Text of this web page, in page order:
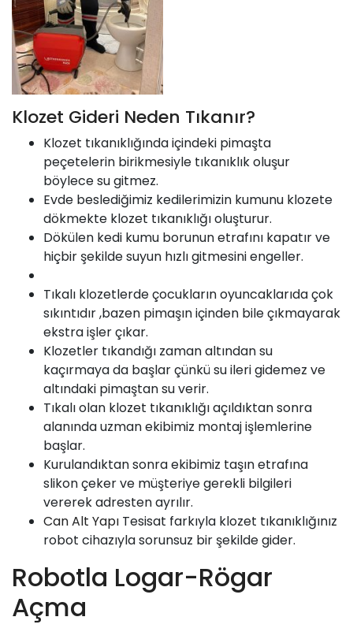
Klozet Gideri Neden Tıkanır?
Klozet tıkanıklığında içindeki pimaşta
peçetelerin birikmesiyle tıkanıklık oluşur
böylece su gitmez.
Evde beslediğimiz kedilerimizin kumunu klozete
dökmekte klozet tıkanıklığı oluşturur.
Dökülen kedi kumu borunun etrafını kapatır ve
hiçbir şekilde suyun hızlı gitmesini engeller.
Tıkalı klozetlerde çocukların oyuncaklarıda çok
sıkıntıdır ,bazen pimaşın içinden bile çıkmayarak
ekstra işler çıkar.
Klozetler tıkandığı zaman altından su
kaçırmaya da başlar çünkü su ileri gidemez ve
altındaki pimaştan su verir.
Tıkalı olan klozet tıkanıklığı açıldıktan sonra
alanında uzman ekibimiz montaj işlemlerine
başlar.
Kurulandıktan sonra ekibimiz taşın etrafına
slikon çeker ve müşteriye gerekli bilgileri
vererek adresten ayrılır.
Can Alt Yapı Tesisat farkıyla klozet tıkanıklığınız
robot cihazıyla sorunsuz bir şekilde gider.
Robotla Logar-Rögar
Açma